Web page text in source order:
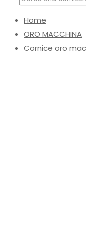
Home
ORO MACCHINA
Cornice oro